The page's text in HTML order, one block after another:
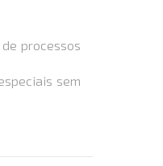
processos
sem